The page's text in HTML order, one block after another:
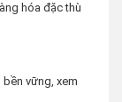
hóa đặc thù
vững, xem